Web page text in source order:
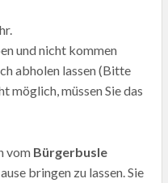
und nicht kommen
abholen lassen (Bitte
möglich, müssen Sie das
vom Bürgerbusle
bringen zu lassen. Sie